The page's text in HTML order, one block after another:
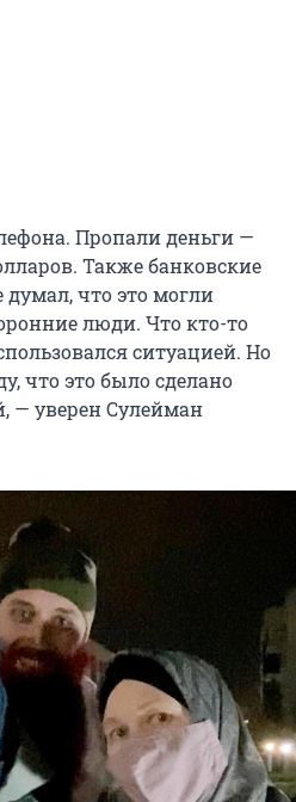
Пропали деньги —
Также банковские
что это могли
люди. Что кто-то
ситуацией. Но
что это было сделано
— уверен Сулейман